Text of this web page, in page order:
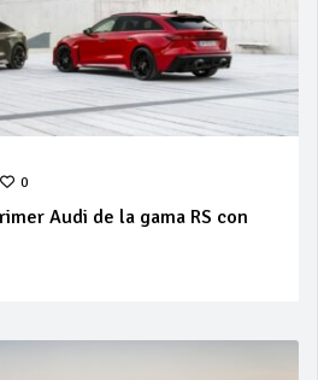
0
Audi de la gama RS con